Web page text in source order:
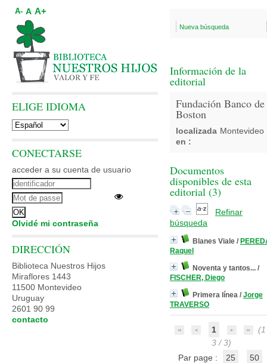
Nueva búsqueda
Información de la
editorial
Fundación Banco de
Boston
localizada
en :
Montevideo
Documentos
disponibles de esta
editorial (3)
Refinar
búsqueda
Blanes Viale /
Raquel
Noventa y tantos... /
FISCHER, Diego
Primera línea / Jorge
TRAVERSO
1
3 / 3)
Par page :
25
50
A- A A+
ELIGE IDIOMA
CONECTARSE
acceder a su cuenta de usuario
Olvidé mi contraseña
DIRECCIÓN
Biblioteca Nuestros Hijos
Miraflores 1443
11500 Montevideo
Uruguay
2601 90 99
contacto